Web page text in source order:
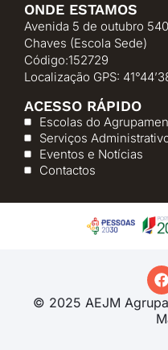
ONDE ESTAMOS
Avenida 5 de outubro
Chaves (Escola Sede)
Código:152729
Localização GPS:
ACESSO RÁPIDO
Escolas do
Serviços
Eventos e Notícias
Contactos
© 2025 AEJM